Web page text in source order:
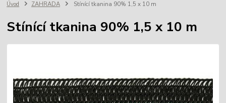
Úvod ZAHRADA Stínící tkanina 90% 1,5 x 10 m
Stínící tkanina 90% 1,5 x 10 m